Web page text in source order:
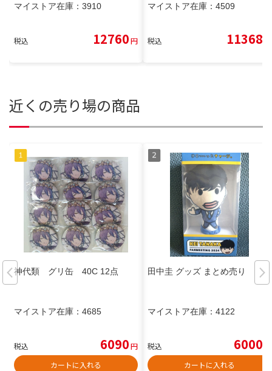
マイストア在庫： 3910
税込 12760円
マイストア在庫： 4509
税込 11368
近くの売り場の商品
神代類 グリ缶 40C 12点
マイストア在庫： 4685
税込 6090円
カートに入れる
田中圭 グッズ まとめ売り
マイストア在庫： 4122
税込 6000
カートに入れる